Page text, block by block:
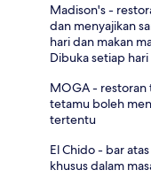
Madison's -
dan menyajikan
hari dan makan
Dibuka setiap hari
MOGA - restoran
tetamu boleh
tertentu
El Chido - bar
khusus dalam